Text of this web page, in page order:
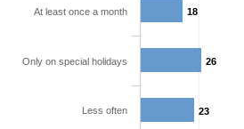
18
26
23
At least once a month
Only on special holidays
Less often